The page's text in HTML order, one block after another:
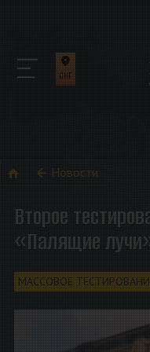
СНГ
Новости
Второе
«Палящие
МАССОВОЕ